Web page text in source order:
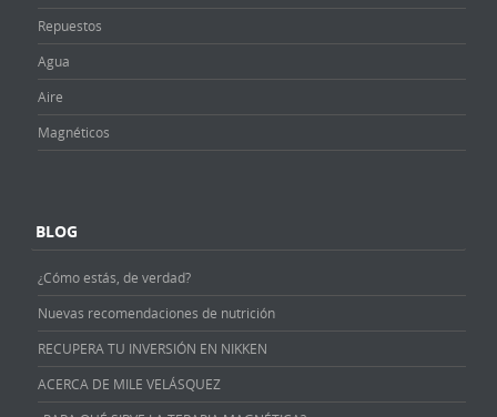
Repuestos
Agua
Aire
Magnéticos
BLOG
¿Cómo estás, de verdad?
Nuevas recomendaciones de nutrición
RECUPERA TU INVERSIÓN EN NIKKEN
ACERCA DE MILE VELÁSQUEZ